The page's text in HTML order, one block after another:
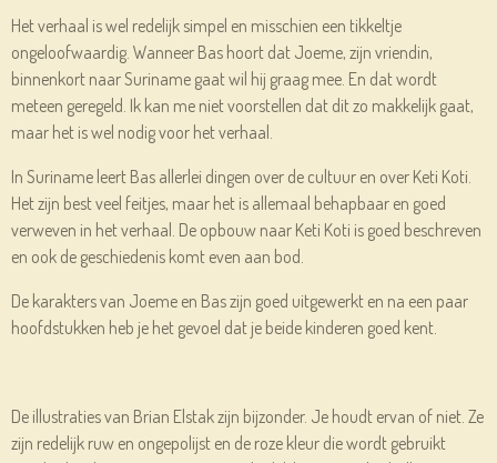
Het verhaal is wel redelijk simpel en misschien een tikkeltje
ongeloofwaardig. Wanneer Bas hoort dat Joeme, zijn vriendin,
binnenkort naar Suriname gaat wil hij graag mee. En dat wordt
meteen geregeld. Ik kan me niet voorstellen dat dit zo makkelijk gaat,
maar het is wel nodig voor het verhaal.
In Suriname leert Bas allerlei dingen over de cultuur en over Keti Koti.
Het zijn best veel feitjes, maar het is allemaal behapbaar en goed
verweven in het verhaal. De opbouw naar Keti Koti is goed beschreven
en ook de geschiedenis komt even aan bod.
De karakters van Joeme en Bas zijn goed uitgewerkt en na een paar
hoofdstukken heb je het gevoel dat je beide kinderen goed kent.
De illustraties van Brian Elstak zijn bijzonder. Je houdt ervan of niet. Ze
zijn redelijk ruw en ongepolijst en de roze kleur die wordt gebruikt